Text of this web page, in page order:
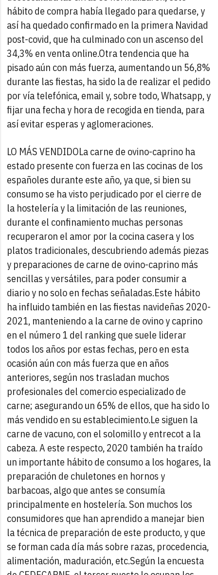
hábito de compra había llegado para quedarse, y
así ha quedado confirmado en la primera Navidad
post-covid, que ha culminado con un ascenso del
34,3% en venta online.Otra tendencia que ha
pisado aún con más fuerza, aumentando un 56,8%
durante las fiestas, ha sido la de realizar el pedido
por vía telefónica, email y, sobre todo, Whatsapp, y
fijar una fecha y hora de recogida en tienda, para
así evitar esperas y aglomeraciones.
LO MÁS VENDIDOLa carne de ovino-caprino ha
estado presente con fuerza en las cocinas de los
españoles durante este año, ya que, si bien su
consumo se ha visto perjudicado por el cierre de
la hostelería y la limitación de las reuniones,
durante el confinamiento muchas personas
recuperaron el amor por la cocina casera y los
platos tradicionales, descubriendo además piezas
y preparaciones de carne de ovino-caprino más
sencillas y versátiles, para poder consumir a
diario y no solo en fechas señaladas.Este hábito
ha influido también en las fiestas navideñas 2020-
2021, manteniendo a la carne de ovino y caprino
en el número 1 del ranking que suele liderar
todos los años por estas fechas, pero en esta
ocasión aún con más fuerza que en años
anteriores, según nos trasladan muchos
profesionales del comercio especializado de
carne; asegurando un 65% de ellos, que ha sido lo
más vendido en su establecimiento.Le siguen la
carne de vacuno, con el solomillo y entrecot a la
cabeza. A este respecto, 2020 también ha traído
un importante hábito de consumo a los hogares, la
preparación de chuletones en hornos y
barbacoas, algo que antes se consumía
principalmente en hostelería. Son muchos los
consumidores que han aprendido a manejar bien
la técnica de preparación de este producto, y que
se forman cada día más sobre razas, procedencia,
alimentación, maduración, etc.Según la encuesta